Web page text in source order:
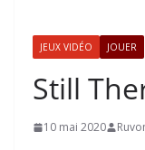
JEUX VIDÉO JOUER
Still
10 mai 2020